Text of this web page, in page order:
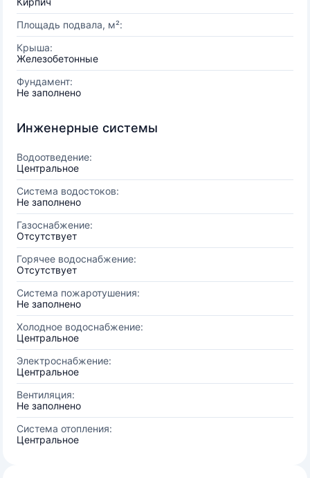
Площадь подвала, м²:
Крыша:
Железобетонные
Фундамент:
Не заполнено
Инженерные системы
Водоотведение:
Центральное
Система водостоков:
Не заполнено
Газоснабжение:
Отсутствует
Горячее водоснабжение:
Отсутствует
Система пожаротушения:
Не заполнено
Холодное водоснабжение:
Центральное
Электроснабжение:
Центральное
Вентиляция:
Не заполнено
Система отопления:
Центральное